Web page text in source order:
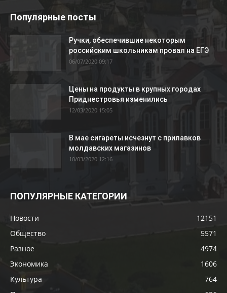
Популярные посты
Ручки, обеспечившие некоторым
российским школьникам провал на ЕГЭ
06/07/2020 09:17
Цены на продукты в крупных городах
Приднестровья изменились
12/03/2020 15:05
В мае сигареты исчезнут с прилавков
молдавских магазинов
10/03/2020 12:16
ПОПУЛЯРНЫЕ КАТЕГОРИИ
Новости
12151
Общество
5571
Разное
4974
Экономика
1606
Культура
764